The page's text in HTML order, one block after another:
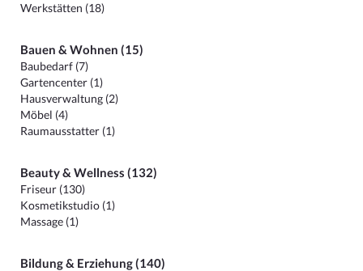
Werkstätten (18)
Bauen & Wohnen (15)
Baubedarf (7)
Gartencenter (1)
Hausverwaltung (2)
Möbel (4)
Raumausstatter (1)
Beauty & Wellness (132)
Friseur (130)
Kosmetikstudio (1)
Massage (1)
Bildung & Erziehung (140)